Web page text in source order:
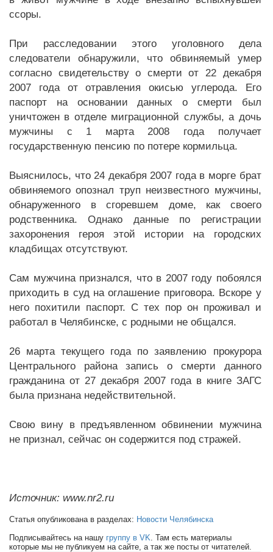
ссоры.
При расследовании этого уголовного дела
следователи обнаружили, что обвиняемый умер
согласно свидетельству о смерти от 22 декабря
2007 года от отравления окисью углерода. Его
паспорт на основании данных о смерти был
уничтожен в отделе миграционной службы, а дочь
мужчины с 1 марта 2008 года получает
государственную пенсию по потере кормильца.
Выяснилось, что 24 декабря 2007 года в морге брат
обвиняемого опознал труп неизвестного мужчины,
обнаруженного в сгоревшем доме, как своего
родственника. Однако данные по регистрации
захоронения героя этой истории на городских
кладбищах отсутствуют.
Сам мужчина признался, что в 2007 году побоялся
приходить в суд на оглашение приговора. Вскоре у
него похитили паспорт. С тех пор он проживал и
работал в Челябинске, с родными не общался.
26 марта текущего года по заявлению прокурора
Центрального района запись о смерти данного
гражданина от 27 декабря 2007 года в книге ЗАГС
была признана недействительной.
Свою вину в предъявленном обвинении мужчина
не признал, сейчас он содержится под стражей.
Источник: www.nr2.ru
Статья опубликована в разделах: Новости Челябинска
Подписывайтесь на нашу группу в VK. Там есть материалы
которые мы не публикуем на сайте, а так же посты от читателей.